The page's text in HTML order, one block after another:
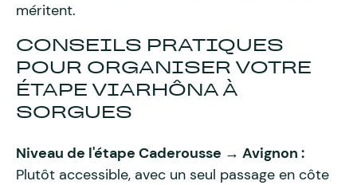
méritent.
CONSEILS PRATIQUES
POUR ORGANISER VOTRE
ÉTAPE VIARHÔNA À
SORGUES
Niveau de l'étape Caderousse → Avignon :
Plutôt accessible, avec un seul passage en côte